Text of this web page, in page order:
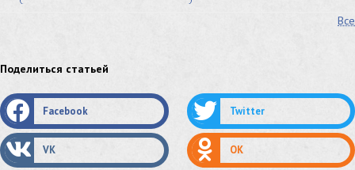
труба оцинкованная труба нержавеющая
труба стальная сетка нержавеющая
сетка оцинкованная сетка стальная
Все
Поделиться статьей
Facebook Twitter
VK OK